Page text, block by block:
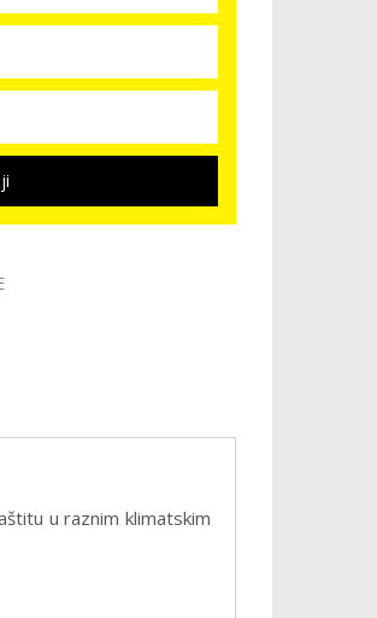
u raznim klimatskim